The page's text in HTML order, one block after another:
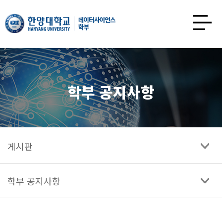
한양대학교
데이터사이언스학과
열기
학부 공지사항
게시판
학부 공지사항